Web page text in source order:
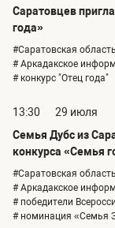
Саратовцев
года»
#Саратовская область
# Аркадакское
# конкурс "Отец года"
13:30
29 июля
Семья Дубс из
конкурса «Семья
#Саратовская область
# Аркадакское
# победители
# номинация «Семья